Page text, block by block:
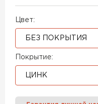
Цвет:
БЕЗ ПОКРЫТИЯ
Покрытие:
ЦИНК